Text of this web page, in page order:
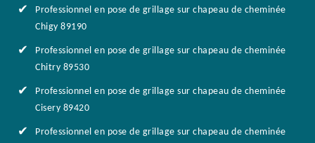
Professionnel en pose de grillage sur chapeau de cheminée
Chigy 89190
Professionnel en pose de grillage sur chapeau de cheminée
Chitry 89530
Professionnel en pose de grillage sur chapeau de cheminée
Cisery 89420
Professionnel en pose de grillage sur chapeau de cheminée